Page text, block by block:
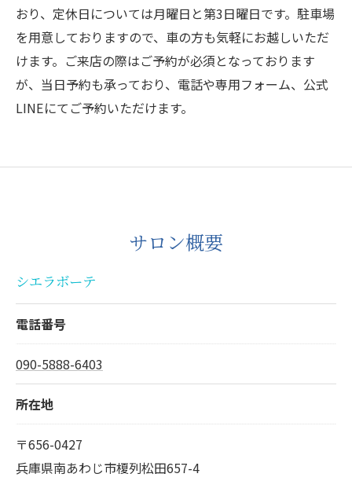
おり、定休日については月曜日と第3日曜日です。駐車場
を用意しておりますので、車の方も気軽にお越しいただ
けます。ご来店の際はご予約が必須となっております
が、当日予約も承っており、電話や専用フォーム、公式
LINEにてご予約いただけます。
サロン概要
シエラボーテ
電話番号
090-5888-6403
所在地
〒656-0427
兵庫県南あわじ市榎列松田657-4